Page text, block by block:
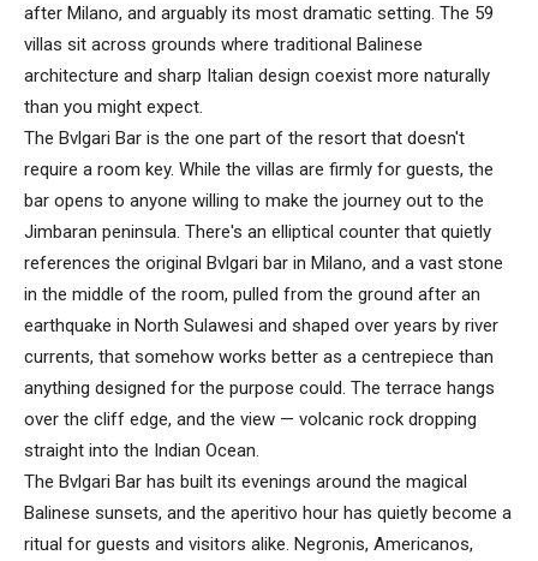
after Milano, and arguably its most dramatic setting. The 59
villas sit across grounds where traditional Balinese
architecture and sharp Italian design coexist more naturally
than you might expect.
The Bvlgari Bar is the one part of the resort that doesn't
require a room key. While the villas are firmly for guests, the
bar opens to anyone willing to make the journey out to the
Jimbaran peninsula. There's an elliptical counter that quietly
references the original Bvlgari bar in Milano, and a vast stone
in the middle of the room, pulled from the ground after an
earthquake in North Sulawesi and shaped over years by river
currents, that somehow works better as a centrepiece than
anything designed for the purpose could. The terrace hangs
over the cliff edge, and the view — volcanic rock dropping
straight into the Indian Ocean.
The Bvlgari Bar has built its evenings around the magical
Balinese sunsets, and the aperitivo hour has quietly become a
ritual for guests and visitors alike. Negronis, Americanos,